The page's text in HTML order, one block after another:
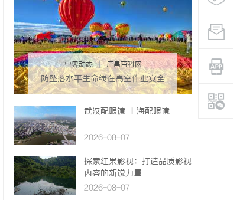
业界动态 | 广昌百科网
防坠落水平生命线在高空作业安全
中的关键作用与应用解析
武汉配眼镜 上海配眼镜
2026-08-07
探索红果影视：打造品质影视
内容的新锐力量
2026-08-07